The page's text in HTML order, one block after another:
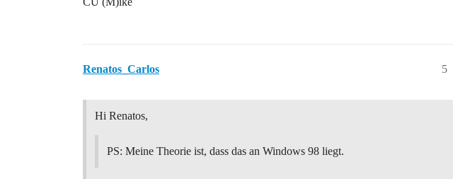
Renatos_Carlos 5
Hi Renatos,
PS: Meine Theorie ist, dass das an Windows 98 liegt.